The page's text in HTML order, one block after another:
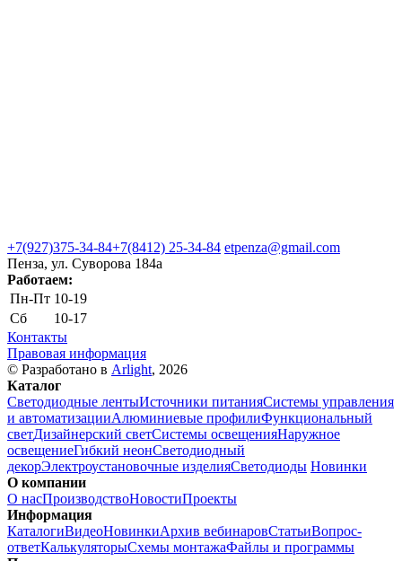
+7(927)375-34-84+7(8412) 25-34-84 etpenza@gmail.com
Пенза, ул. Cуворова 184а
Работаем:
Пн-Пт 10-19
Сб
10-17
Контакты
Правовая информация
© Разработано в Arlight, 2026
Каталог
Светодиодные лентыИсточники питанияСистемы управления
и автоматизацииАлюминиевые профилиФункциональный
светДизайнерский светСистемы освещенияНаружное
освещениеГибкий неонСветодиодный
декорЭлектроустановочные изделияСветодиоды Новинки
О компании
О насПроизводствоНовостиПроекты
Информация
КаталогиВидеоНовинкиАрхив вебинаровСтатьиВопрос-
ответКалькуляторыСхемы монтажаФайлы и программы